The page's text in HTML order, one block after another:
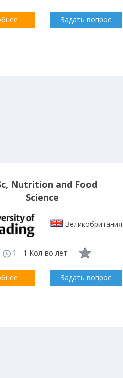
Задать вопрос
Nutrition and Food
Science
Великобритания
1 - 1 Кол-во лет
Задать вопрос